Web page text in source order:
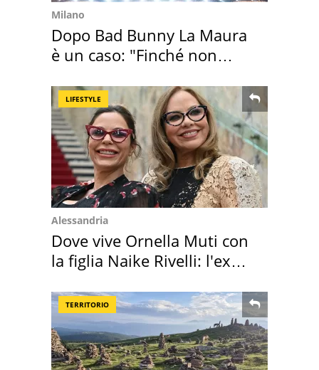
Milano
Dopo Bad Bunny La Maura
è un caso: "Finché non
LIFESTYLE
Alessandria
Dove vive Ornella Muti con
la figlia Naike Rivelli: l'ex
TERRITORIO